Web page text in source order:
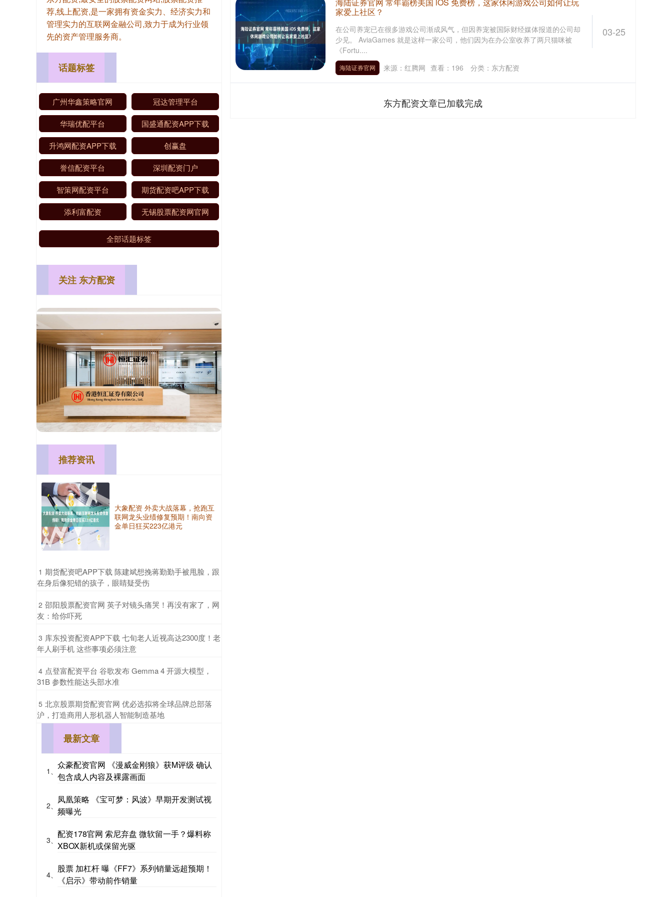
03-25
家爱上社区？
在公司养宠已在很多游戏公司渐成风气，但因养宠被国际财经媒体报道的公司却
少见。 AviaGames 就是这样一家公司，他们因为在办公室收养了两只猫咪被
《Fortu....
海陆证券官网 来源：红腾网 查看： 196 分类： 东方配资
东方配资文章已加载完成
荐,线上配资,是一家拥有资金实力、经济实力和
管理实力的互联网金融公司,致力于成为行业领
先的资产管理服务商。
话题标签
广州华鑫策略官网 冠达管理平台
华瑞优配平台 国盛通配资APP下载
升鸿网配资APP下载 创赢盘
誉信配资平台 深圳配资门户
智策网配资平台 期货配资吧APP下载
添利富配资 无锡股票配资网官网
全部话题标签
关注 东方配资
推荐资讯
大象配资 外卖大战落幕，抢跑互
联网龙头业绩修复预期！南向资
金单日狂买223亿港元
1 ​期货配资吧APP下载 陈建斌想挽蒋勤勤手被甩脸，跟
在身后像犯错的孩子，眼睛疑受伤
2 ​邵阳股票配资官网 英子对镜头痛哭！再没有家了，网
友：给你吓死
3 ​库东投资配资APP下载 七旬老人近视高达2300度！老
年人刷手机 这些事项必须注意
4 ​点登富配资平台 谷歌发布 Gemma 4 开源大模型，
31B 参数性能达头部水准
5 ​北京股票期货配资官网 优必选拟将全球品牌总部落
沪，打造商用人形机器人智能制造基地
最新文章
1、
众豪配资官网 《漫威金刚狼》获M评级 确认
包含成人内容及裸露画面
2、
凤凰策略 《宝可梦：风波》早期开发测试视
频曝光
3、
配资178官网 索尼弃盘 微软留一手？爆料称
XBOX新机或保留光驱
4、
股票 加杠杆 曝《FF7》系列销量远超预期！
《启示》带动前作销量